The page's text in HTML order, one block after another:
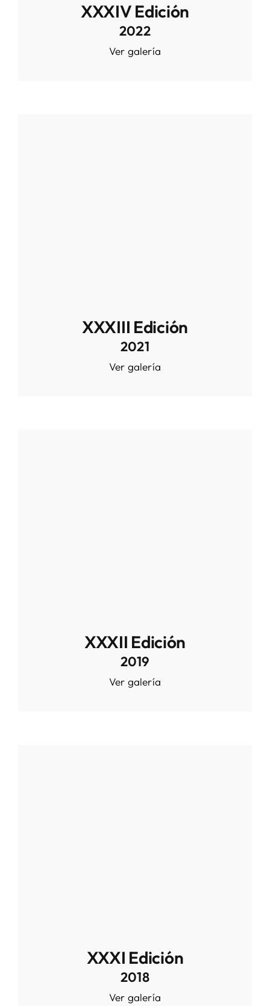
XXXIV Edición
2022
Ver galería
XXXIII Edición
2021
Ver galería
XXXII Edición
2019
Ver galería
XXXI Edición
2018
Ver galería